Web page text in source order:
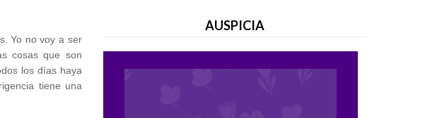
Yo no voy a ser
cosas que son
los días haya
tiene una
AUSPICIA